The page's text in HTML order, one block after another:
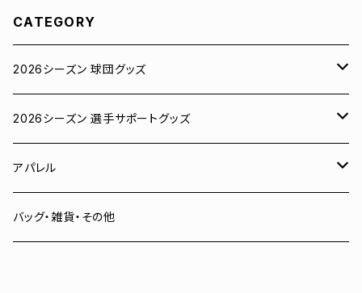
CATEGORY
2026シーズン 球団グッズ
ユニフォーム
Tシャツ
スウェット
2026シーズン 選手サポートグッズ
# 00 蓮
# 0 岡田竜汰
アパレル
スウェット・パーカー
バッグ・雑貨・その他